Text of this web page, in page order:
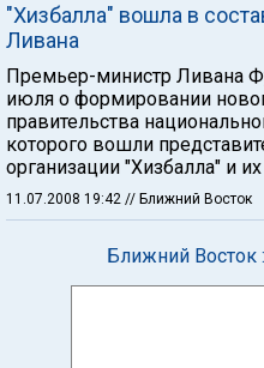
"Хизбалла" вошла в
Ливана
Премьер-министр Ливана
июля о формировании
правительства
которого вошли
организации "Хизбалла" и
11.07.2008 19:42 // Ближний Восток
Ближний Восток